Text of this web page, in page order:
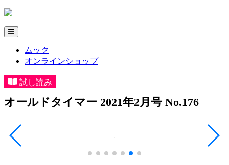
ムック
オンラインショップ
試し読み
オールドタイマー 2021年2月号 No.176